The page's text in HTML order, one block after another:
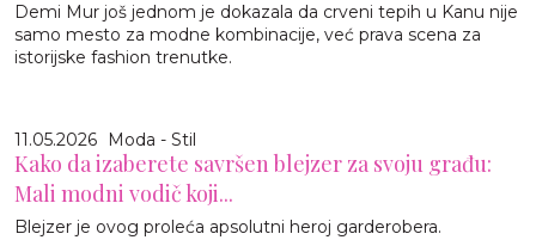
Demi Mur još jednom je dokazala da crveni tepih u Kanu nije
samo mesto za modne kombinacije, već prava scena za
istorijske fashion trenutke.
11.05.2026 Moda - Stil
Kako da izaberete savršen blejzer za svoju građu:
Mali modni vodič koji...
Blejzer je ovog proleća apsolutni heroj garderobera.